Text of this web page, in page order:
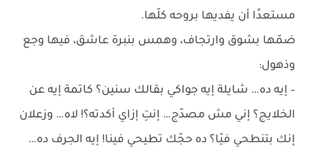
مستعدًا أن يفديها بروحه كلّها.
ضمّها بشوق وارتجاف، وهمس بنبرة عاشق، فيها وجع
وذهول:
– إيه ده… شايلة إيه جواكي بقالك سنين؟ كاتمة إيه عن
الخلايج؟ إني مش مصدّج… إنتِ إزاي أكدته؟! لاه… وزعلان
إنك بتنطحي فيّا؟ ده حجّك تطيحي فينا! إيه الجرف ده…